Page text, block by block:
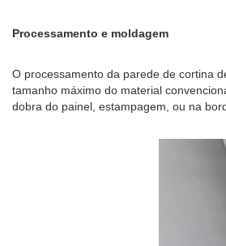
Processamento e moldagem
O processamento da parede de cortina
tamanho máximo do material
dobra do painel, estampagem, ou na